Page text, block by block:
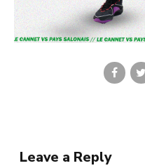
Leave a Reply